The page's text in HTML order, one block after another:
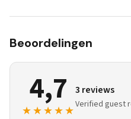
Beoordelingen
4,7
★★★★★
3 reviews
Verified guest